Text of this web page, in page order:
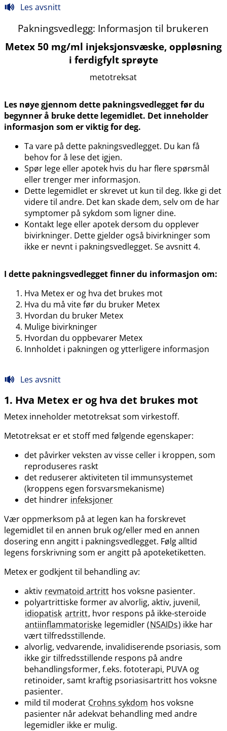
Les avsnitt
Pakningsvedlegg: Informasjon til brukeren
Metex 50 mg/ml injeksjonsvæske, oppløsning
i ferdigfylt sprøyte
metotreksat
Les nøye gjennom dette pakningsvedlegget før du
begynner å bruke dette legemidlet. Det inneholder
informasjon som er viktig for deg.
Ta vare på dette pakningsvedlegget. Du kan få
behov for å lese det igjen.
Spør lege eller apotek hvis du har flere spørsmål
eller trenger mer informasjon.
Dette legemidlet er skrevet ut kun til deg. Ikke gi det
videre til andre. Det kan skade dem, selv om de har
symptomer på sykdom som ligner dine.
Kontakt lege eller apotek dersom du opplever
bivirkninger. Dette gjelder også bivirkninger som
ikke er nevnt i pakningsvedlegget. Se avsnitt 4.
I dette pakningsvedlegget finner du informasjon om:
Hva Metex er og hva det brukes mot
Hva du må vite før du bruker Metex
Hvordan du bruker Metex
Mulige bivirkninger
Hvordan du oppbevarer Metex
Innholdet i pakningen og ytterligere informasjon
Les avsnitt
1. Hva Metex er og hva det brukes mot
Metex inneholder metotreksat som virkestoff.
Metotreksat er et stoff med følgende egenskaper:
det påvirker veksten av visse celler i kroppen, som
reproduseres raskt
det reduserer aktiviteten til immunsystemet
(kroppens egen forsvarsmekanisme)
det hindrer infeksjoner
Vær oppmerksom på at legen kan ha forskrevet
legemidlet til en annen bruk og​/​eller med en annen
dosering enn angitt i pakningsvedlegget. Følg alltid
legens forskrivning som er angitt på apoteketiketten.
Metex er godkjent til behandling av:
aktiv revmatoid artritt hos voksne pasienter.
polyartrittiske former av alvorlig, aktiv, juvenil,
idiopatisk artritt, hvor respons på ikke-steroide
antiinflammatoriske legemidler (NSAIDs) ikke har
vært tilfredsstillende.
alvorlig, vedvarende, invalidiserende psoriasis, som
ikke gir tilfredsstillende respons på andre
behandlingsformer, f.eks. fototerapi, PUVA og
retinoider, samt kraftig psoriasisartritt hos voksne
pasienter.
mild til moderat Crohns sykdom hos voksne
pasienter når adekvat behandling med andre
legemidler ikke er mulig.